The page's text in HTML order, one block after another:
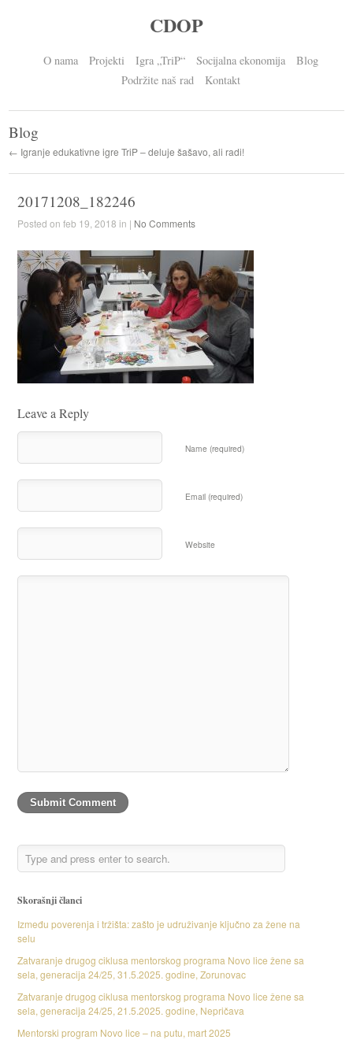
CDOP
O nama Projekti Igra „TriP“ Socijalna ekonomija
Blog
Podržite naš rad
Kontakt
Blog
← Igranje edukativne igre TriP – deluje šašavo, ali radi!
20171208_182246
Posted on feb 19, 2018 in | No Comments
Leave a Reply
Name (required)
Email (required)
Website
Skorašnji članci
Između poverenja i tržišta: zašto je udruživanje ključno za žene na
selu
Zatvaranje drugog ciklusa mentorskog programa Novo lice žene sa
sela, generacija 24/25, 31.5.2025. godine, Zorunovac
Zatvaranje drugog ciklusa mentorskog programa Novo lice žene sa
sela, generacija 24/25, 21.5.2025. godine, Nepričava
Mentorski program Novo lice – na putu, mart 2025